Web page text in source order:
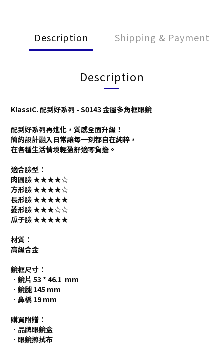
Description Shipping & Payment
Description
KlassiC. 配到好系列 - S0143 金屬多角框眼鏡
配到好系列再進化，質感全面升級！
簡約設計融入日常讓每一刻都自在純粹，
在各種生活情境輕盈舒適零負擔。
適合臉型：
肉圓臉 ★★★★☆
方形臉 ★★★★☆
長形臉 ★★★★★
菱形臉 ★★★☆☆
瓜子臉 ★★★★★
材質：
高級合金
鏡框尺寸：
．鏡片 53 * 46.1 mm
．鏡腿 145 mm
．鼻橋 19 mm
購買附贈：
．品牌眼鏡盒
．眼鏡擦拭布